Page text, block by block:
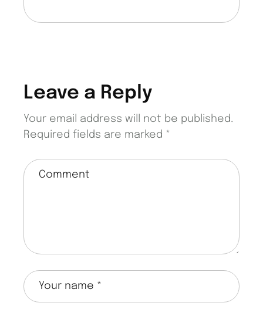
Leave a Reply
Your email address will not be published.
Required fields are marked *